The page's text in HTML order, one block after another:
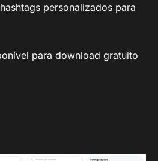
personalizados para
para download gratuito